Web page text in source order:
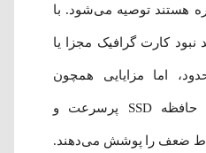
هستند توصیه می‌شود. با
نبود کارت گرافیک مجزا یا
اما مزایایی همچون
پردازنده نسل سیزدهم، حافظه SSD پرسرعت و
ضعف را پوشش می‌دهند.